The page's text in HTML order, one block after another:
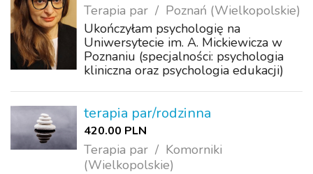
Terapia par
Poznań (Wielkopolskie)
Ukończyłam psychologię na
Uniwersytecie im. A. Mickiewicza w
Poznaniu (specjalności: psychologia
kliniczna oraz psychologia edukacji)
Seksuologii (Uniwersytet im. A.
Mickiewicza w Poznaniu) ...
terapia par/rodzinna
420.00 PLN
Terapia par
Komorniki
(Wielkopolskie)